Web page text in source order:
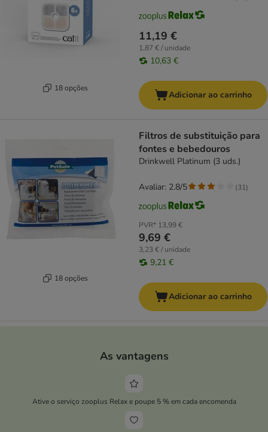
18 opções
11,19 €
1,87 € / unidade
10,63 €
Adicionar ao carrinho
18 opções
Filtros de substituição para
fontes e bebedouros
Drinkwell Platinum (3 uds.)
PVR* 13,99 €
9,69 €
3,23 € / unidade
9,21 €
Avaliar: 2.8/5 (31)
Adicionar ao carrinho
As vantagens
Ative o serviço zooplus Relax e poupe 5 % em cada encomenda